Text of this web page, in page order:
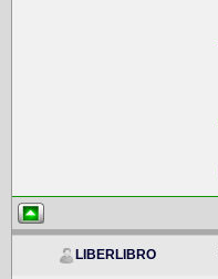
LIBERLIBRO